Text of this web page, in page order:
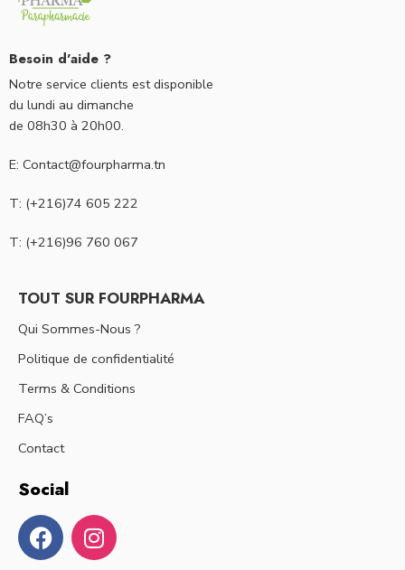
Besoin d'aide ?
Notre service clients est disponible
du lundi au dimanche
de 08h30 à 20h00.
E: Contact@fourpharma.tn
T: (+216)74 605 222
T: (+216)96 760 067
TOUT SUR FOURPHARMA
Qui Sommes-Nous ?
Politique de confidentialité
Terms & Conditions
FAQ’s
Contact
Social